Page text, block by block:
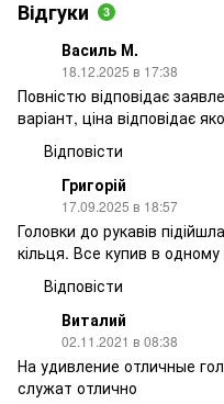
Відгуки 3
Василь М.
18.12.2025 в 17:38
Повністю відповідає
варіант, ціна відповідає
Відповісти
Григорій
17.09.2025 в 18:57
Головки до рукавів
кільця. Все купив в
Відповісти
Виталий
02.11.2021 в 08:38
На удивление отличные
служат отлично